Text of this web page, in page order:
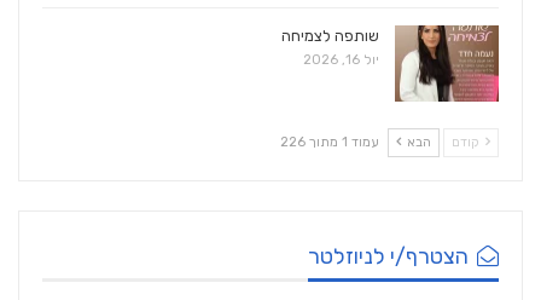
שותפה לצמיחה
יול 16, 2026
קודם הבא עמוד 1 מתוך 226
הצטרף/י לניוזלטר